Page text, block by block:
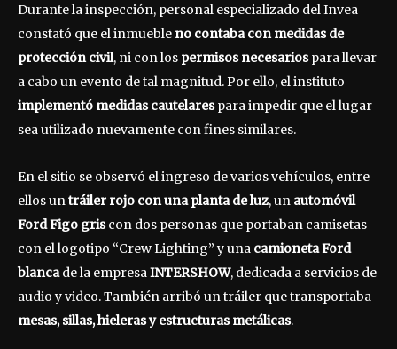
Durante la inspección, personal especializado del Invea
constató que el inmueble no contaba con medidas de
protección civil, ni con los permisos necesariospara llevar
a cabo un evento de tal magnitud. Por ello, el instituto
implementó medidas cautelarespara impedir que el lugar
sea utilizado nuevamente con fines similares.
En el sitio se observó el ingreso de varios vehículos, entre
ellos untráiler rojo con una planta de luz, un automóvil
Ford Figo griscon dos personas que portaban camisetas
con el logotipo “Crew Lighting” y una camioneta Ford
blancade la empresaINTERSHOW, dedicada a servicios de
audio y video. También arribó un tráiler que transportaba
mesas, sillas, hieleras y estructuras metálicas.